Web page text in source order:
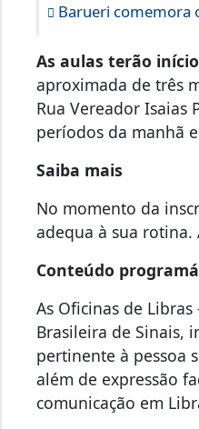
Barueri comemora
As aulas terão
aproximada de três
Rua Vereador Isaias
períodos da manhã
Saiba mais
No momento da
adequa à sua
Conteúdo
As Oficinas de
Brasileira de Sinais,
pertinente à pessoa
além de expressão
comunicação em